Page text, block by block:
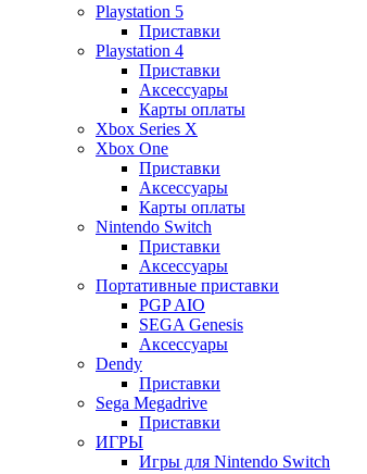
Playstation 5
Приставки
Playstation 4
Приставки
Аксессуары
Карты оплаты
Xbox Series X
Xbox One
Приставки
Аксессуары
Карты оплаты
Nintendo Switch
Приставки
Аксессуары
Портативные приставки
PGP AIO
SEGA Genesis
Аксессуары
Dendy
Приставки
Sega Megadrive
Приставки
ИГРЫ
Игры для Nintendo Switch